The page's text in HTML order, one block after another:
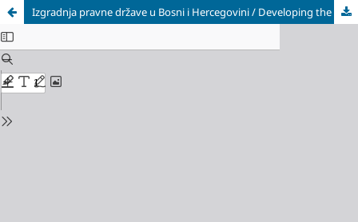
Izgradnja pravne države u Bosni i Hercegovini / Developing the Rule of Law in Bosnia and Herzegovina